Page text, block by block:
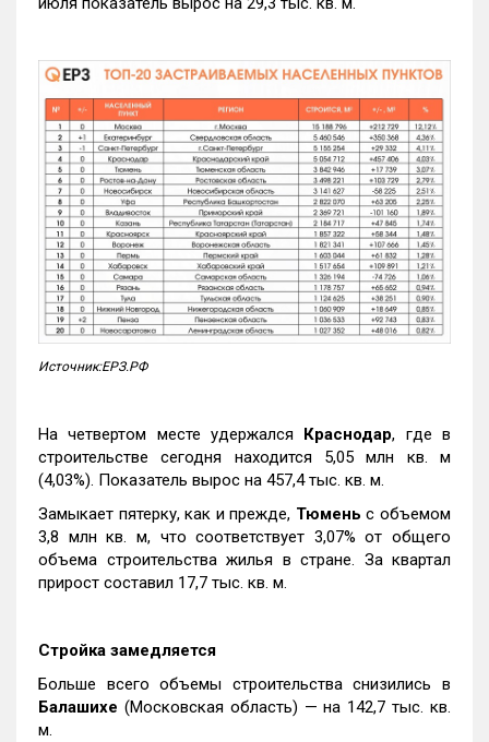
Источник:ЕРЗ.РФ
На четвертом месте удержался Краснодар, где в
строительстве сегодня находится 5,05 млн кв. м
(4,03%). Показатель вырос на 457,4 тыс. кв. м.
Замыкает пятерку, как и прежде, Тюмень с объемом
3,8 млн кв. м, что соответствует 3,07% от общего
объема строительства жилья в стране. За квартал
прирост составил 17,7 тыс. кв. м.
Стройка замедляется
Больше всего объемы строительства снизились в
Балашихе (Московская область) — на 142,7 тыс. кв.
м.